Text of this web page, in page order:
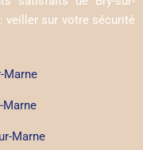
veiller sur votre sécurité
Marne
Marne